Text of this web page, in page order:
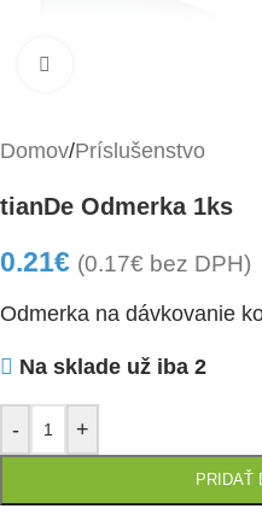
Domov/Príslušenstvo
tianDe Odmerka 1ks
0.21€ (0.17€ bez DPH)
Odmerka na dávkovanie
Na sklade už iba 2
- +
PRIDAŤ